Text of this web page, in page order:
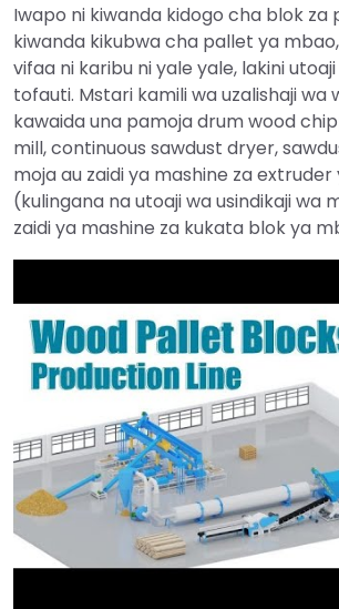
Iwapo ni kiwanda kidogo cha blok za
kiwanda kikubwa cha pallet ya
vifaa ni karibu ni yale yale, lakini
tofauti. Mstari kamili wa uzalishaji wa
kawaida una pamoja drum wood
mill, continuous sawdust dryer,
moja au zaidi ya mashine za
(kulingana na utoaji wa usindikaji wa
zaidi ya mashine za kukata blok ya